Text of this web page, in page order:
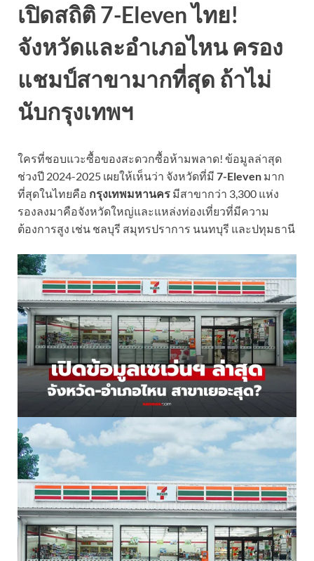
เปิดสถิติ 7-Eleven ไทย!
จังหวัดและอำเภอไหน ครอง
แชมป์สาขามากที่สุด ถ้าไม่
นับกรุงเทพฯ
ใครที่ชอบแวะซื้อของสะดวกซื้อห้ามพลาด! ข้อมูลล่าสุด
ช่วงปี 2024-2025 เผยให้เห็นว่า จังหวัดที่มี 7-Eleven มาก
ที่สุดในไทยคือ กรุงเทพมหานคร มีสาขากว่า 3,300 แห่ง
รองลงมาคือจังหวัดใหญ่และแหล่งท่องเที่ยวที่มีความ
ต้องการสูง เช่น ชลบุรี สมุทรปราการ นนทบุรี และปทุมธานี